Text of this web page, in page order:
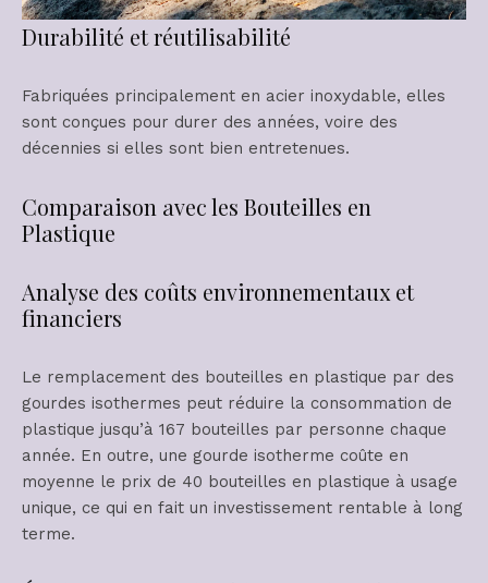
Durabilité et réutilisabilité
Fabriquées principalement en acier inoxydable, elles
sont conçues pour durer des années, voire des
décennies si elles sont bien entretenues.
Comparaison avec les Bouteilles en
Plastique
Analyse des coûts environnementaux et
financiers
Le remplacement des bouteilles en plastique par des
gourdes isothermes peut réduire la consommation de
plastique jusqu’à 167 bouteilles par personne chaque
année. En outre, une gourde isotherme coûte en
moyenne le prix de 40 bouteilles en plastique à usage
unique, ce qui en fait un investissement rentable à long
terme.